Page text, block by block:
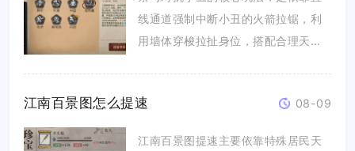
线通道强制中断小丑的火箭拉锯，利
用墙体穿梭拉扯身位，搭配合理天赋
江南百景图怎么提速 08-09
江南百景图提速主要依靠特殊居民天